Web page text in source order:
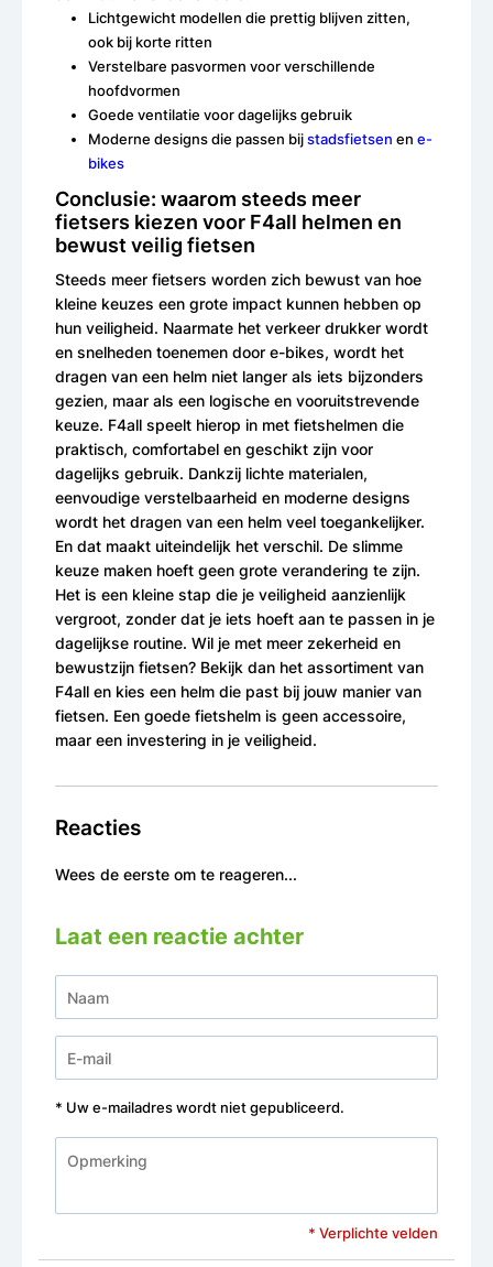
Lichtgewicht modellen die prettig blijven zitten,
ook bij korte ritten
Verstelbare pasvormen voor verschillende
hoofdvormen
Goede ventilatie voor dagelijks gebruik
Moderne designs die passen bij stadsfietsen en e-
bikes
Conclusie: waarom steeds meer
fietsers kiezen voor F4all helmen en
bewust veilig fietsen
Steeds meer fietsers worden zich bewust van hoe
kleine keuzes een grote impact kunnen hebben op
hun veiligheid. Naarmate het verkeer drukker wordt
en snelheden toenemen door e-bikes, wordt het
dragen van een helm niet langer als iets bijzonders
gezien, maar als een logische en vooruitstrevende
keuze. F4all speelt hierop in met fietshelmen die
praktisch, comfortabel en geschikt zijn voor
dagelijks gebruik. Dankzij lichte materialen,
eenvoudige verstelbaarheid en moderne designs
wordt het dragen van een helm veel toegankelijker.
En dat maakt uiteindelijk het verschil. De slimme
keuze maken hoeft geen grote verandering te zijn.
Het is een kleine stap die je veiligheid aanzienlijk
vergroot, zonder dat je iets hoeft aan te passen in je
dagelijkse routine. Wil je met meer zekerheid en
bewustzijn fietsen? Bekijk dan het assortiment van
F4all en kies een helm die past bij jouw manier van
fietsen. Een goede fietshelm is geen accessoire,
maar een investering in je veiligheid.
Reacties
Wees de eerste om te reageren...
Laat een reactie achter
* Uw e-mailadres wordt niet gepubliceerd.
* Verplichte velden